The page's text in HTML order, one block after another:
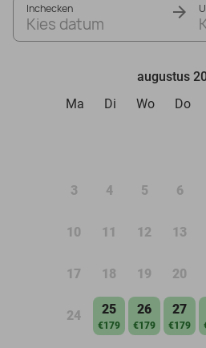
Inchecken
Kies datum
augustus
Ma
Di Wo Do
3 4 5 6
10 11 12 13
17 18 19 20
24 25
€179
26
€179
27
€179